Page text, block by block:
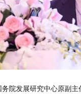
务院发展研究中心原副